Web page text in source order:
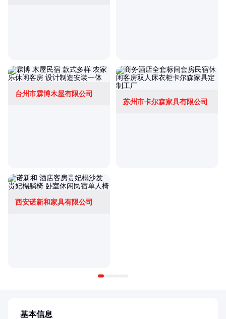
台州市霖博木屋有限公司
苏州市卡尔森家具有限公司
西安诺新和家具有限公司
基本信息